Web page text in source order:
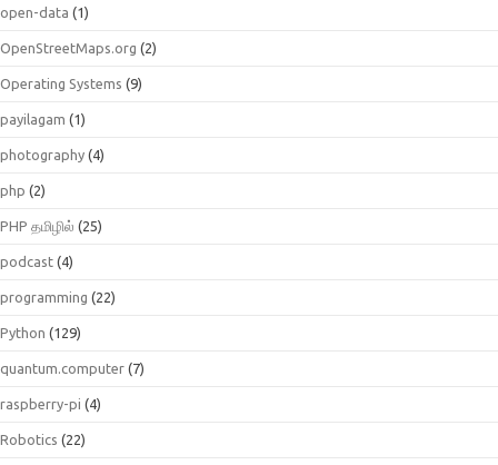
open-data (1)
OpenStreetMaps.org (2)
Operating Systems (9)
payilagam (1)
photography (4)
php (2)
PHP தமிழில் (25)
podcast (4)
programming (22)
Python (129)
quantum.computer (7)
raspberry-pi (4)
Robotics (22)